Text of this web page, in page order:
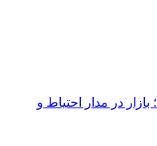
قیمت خودرو در ۱۴ مرداد ۱۴۰۵؛ بازار در مدار احتیاط و